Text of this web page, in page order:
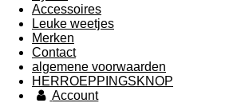
Accessoires
Leuke weetjes
Merken
Contact
algemene voorwaarden
HERROEPPINGSKNOP
Account